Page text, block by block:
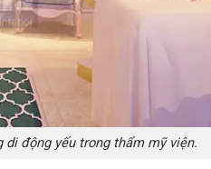
động yếu trong thẩm mỹ viện.